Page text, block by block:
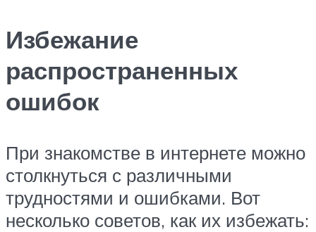
Избежание
распространенных
ошибок
При знакомстве в интернете можно
столкнуться с различными
трудностями и ошибками. Вот
несколько советов, как их избежать: